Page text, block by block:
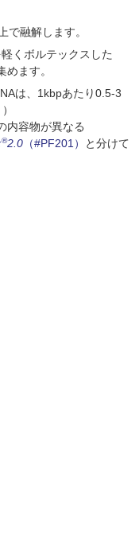
融解します。
くボルテックスした
ます。
は、1kbpあたり0.5-3
内容物が異なる
®2.0（#PF201）
と分けて